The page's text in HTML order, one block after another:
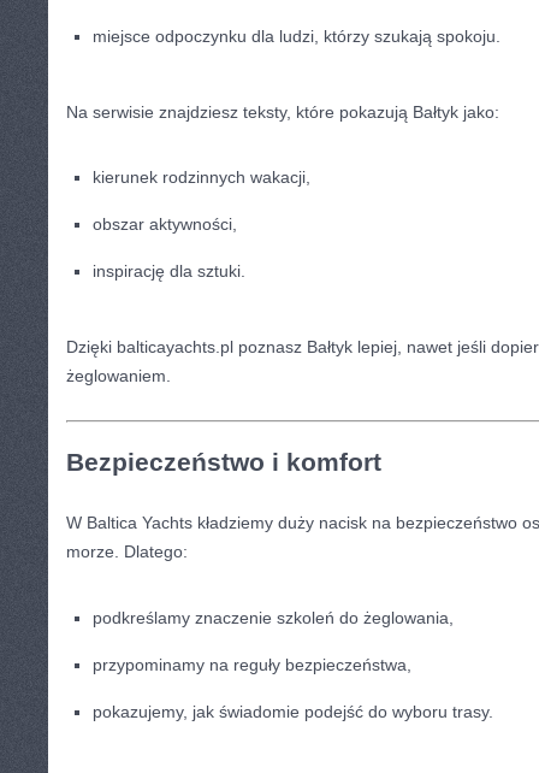
miejsce odpoczynku dla ludzi, którzy szukają spokoju.
Na serwisie znajdziesz teksty, które pokazują Bałtyk jako:
kierunek rodzinnych wakacji,
obszar aktywności,
inspirację dla sztuki.
Dzięki balticayachts.pl poznasz Bałtyk lepiej, nawet jeśli
żeglowaniem.
Bezpieczeństwo i komfort
W Baltica Yachts kładziemy duży nacisk na bezpieczeństwo
morze. Dlatego:
podkreślamy znaczenie szkoleń do żeglowania,
przypominamy na reguły bezpieczeństwa,
pokazujemy, jak świadomie podejść do wyboru trasy.